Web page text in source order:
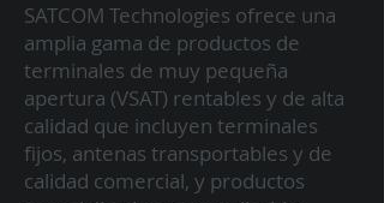
SATCOM Technologies ofrece una
amplia gama de productos de
terminales de muy pequeña
apertura (VSAT) rentables y de alta
calidad que incluyen terminales
fijos, antenas transportables y de
calidad comercial, y productos